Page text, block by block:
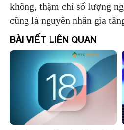
không, thậm chí số lượng
cũng là nguyên nhân gia
BÀI VIẾT LIÊN QUAN